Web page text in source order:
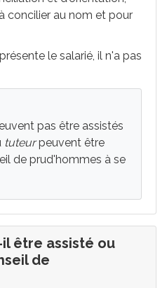
concilier au nom et pour
le salarié, il n'a pas
pas être assistés
tuteurpeuvent être
de prud'hommes à se
être assisté ou
de